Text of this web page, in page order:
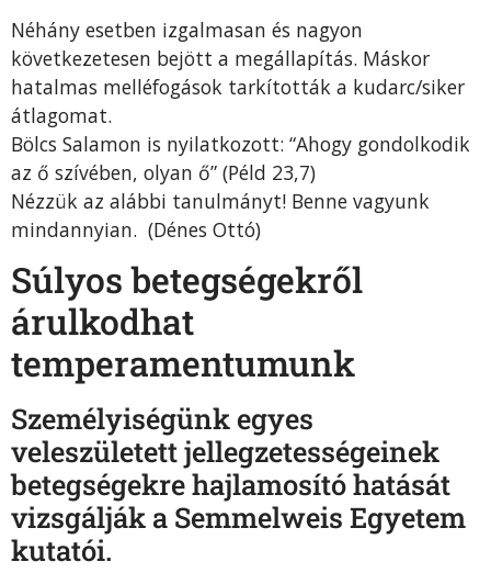
Néhány esetben izgalmasan és nagyon
következetesen bejött a megállapítás. Máskor
hatalmas melléfogások tarkították a kudarc/siker
átlagomat.
Bölcs Salamon is nyilatkozott: “Ahogy gondolkodik
az ő szívében, olyan ő” (Péld 23,7)
Nézzük az alábbi tanulmányt! Benne vagyunk
mindannyian. (Dénes Ottó)
Súlyos betegségekről
árulkodhat
temperamentumunk
Személyiségünk egyes
veleszületett jellegzetességeinek
betegségekre hajlamosító hatását
vizsgálják a Semmelweis Egyetem
kutatói.